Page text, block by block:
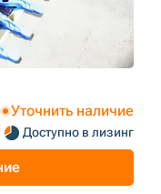
Уточнить наличие
Доступно в лизинг